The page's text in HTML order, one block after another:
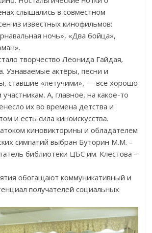
слышались в совместном
из известных кинофильмов:
ночь», «Два бойца»,
творчество Леонида Гайдая,
Узнаваемые актёры, песни и
ставшие «летучими», — все хорошо
А, главное, на какое-то
их во времена детства и
и есть сила киноискусства.
киновикторины и обладателем
симпатий выбран Буторин М.М. –
библиотеки ЦБС им. Клестова –
обогащают коммуникативный и
получателей социальных